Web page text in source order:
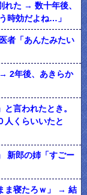
れた → 数十年後、
時効だよね…」
者「あんたみたい
2年後、あきらか
言われたとき。
人くらいいたと
新郎の姉「すごー
ま寝たろｗ」 → 結